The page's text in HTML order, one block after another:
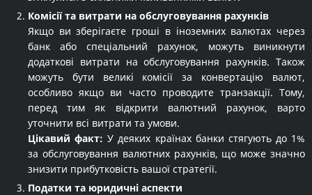
Комісії та витрати на обслуговування рахунків
Якщо ви зберігаєте гроші в іноземних валютах через
банк або спеціальний рахунок, можуть виникнути
додаткові витрати на обслуговування рахунків. Також
можуть бути великі комісії за конвертацію валют,
особливо якщо ви часто проводите транзакції. Тому,
перед тим як відкрити валютний рахунок, варто
уточнити всі витрати та умови.
Цікавий факт: У деяких країнах банки стягують до 1%
за обслуговування валютних рахунків, що може значно
знизити прибутковість вашої стратегії.
Податки та юридичні аспекти